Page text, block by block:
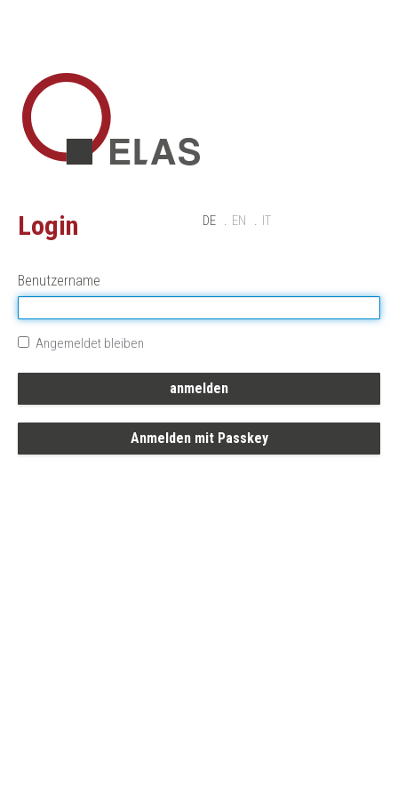
DE EN IT
Login
Benutzername
Angemeldet bleiben
Anmelden mit Passkey